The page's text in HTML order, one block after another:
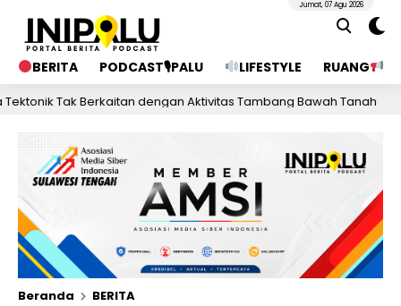
BERITA PODCAST🎙PALU LIFESTYLE RUANG
Jumat, 07 Agu 2026
Berkaitan dengan Aktivitas Tambang Bawah Tanah 1 hari
Beranda BERITA